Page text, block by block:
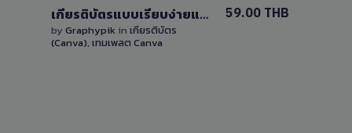
เกียรติบัตรแบบเรียบง่ายแก้ไขได้เองบน Canva
by Graphypik in เกียรติบัตร
(Canva), เทมเพลต Canva
59.00 THB